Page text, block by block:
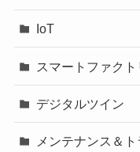
IoT
スマートファクト
デジタルツイン
メンテナンス＆